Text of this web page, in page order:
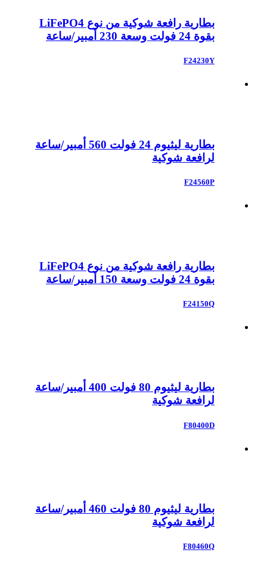
بطارية رافعة شوكية من نوع LiFePO4
بقوة 24 فولت وسعة 230 أمبير/ساعة
F24230Y
بطارية ليثيوم 24 فولت 560 أمبير/ساعة
لرافعة شوكية
F24560P
بطارية رافعة شوكية من نوع LiFePO4
بقوة 24 فولت وسعة 150 أمبير/ساعة
F24150Q
بطارية ليثيوم 80 فولت 400 أمبير/ساعة
لرافعة شوكية
F80400D
بطارية ليثيوم 80 فولت 460 أمبير/ساعة
لرافعة شوكية
F80460Q